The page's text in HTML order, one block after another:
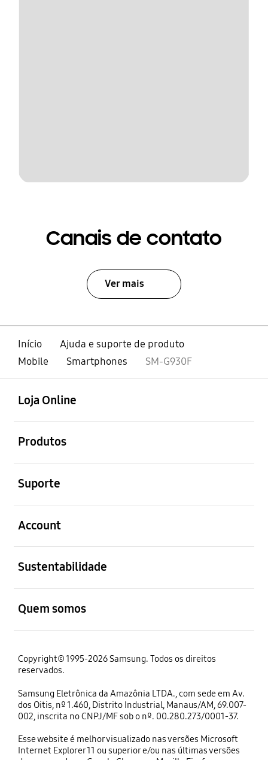
Canais de contato
Ver mais
Início
Ajuda e suporte de produto
Mobile
Smartphones SM-G930F
Loja Online
Produtos
Suporte
Account
Sustentabilidade
Quem somos
Copyright© 1995-2026 Samsung. Todos os direitos
reservados.
Samsung Eletrônica da Amazônia LTDA., com sede em Av.
dos Oitis, nº 1.460, Distrito Industrial, Manaus/AM, 69.007-
002, inscrita no CNPJ/MF sob o nº. 00.280.273/0001-37.
Esse website é melhor visualizado nas versões Microsoft
Internet Explorer 11 ou superior e/ou nas últimas versões